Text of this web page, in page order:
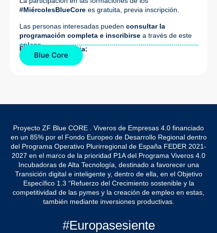
#MiércolesBlueCore es gratuita, previa inscripción.
Las personas interesadas pueden consultar la
programación completa e inscribirse a través de este
enlace.
Fuente de la noticia:
Blue Core
Proyecto ZF Blue CORE . Viveros de Empresas 4.0 financiado
en un 85% por el Fondo Europeo de Desarrollo Regional dentro
del Programa Operativo Plurirregional de España FEDER 2021-
2027 en el marco de la prioridad P1A del Programa Viveros 4.0
Incubadoras de Alta Tecnología, destinado a favorecer una
Transición digital e inteligente y, dentro de ella, en el Objetivo
Específico 1.3 “Refuerzo del Crecimiento sostenible y la
competitividad de las pymes y la creación de empleo en estas,
también mediante inversiones productivas.
#Europasesiente